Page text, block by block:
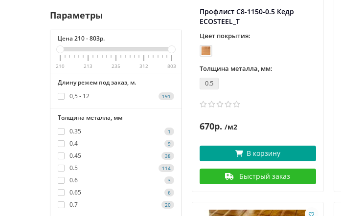
Параметры
Цена 210-803р.
210 213 235 312 803
Длину режем под заказ, м.
0,5 - 12
191
Толщина металла, мм
0.35
1
0.4 9
0.45 38
0.5 114
0.6 3
0.65 6
0.7 20
Профлист С8-1150-0.5 Кедр
ECOSTEEL_T
Цвет покрытия:
Толщина металла, мм:
0.5
670р. /м2
В корзину
Быстрый заказ